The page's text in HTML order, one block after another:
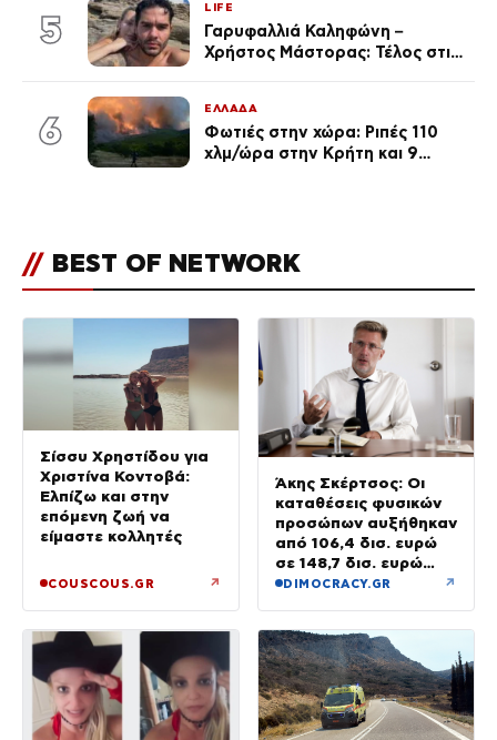
(Φωτογραφίες)
5
LIFE
Γαρυφαλλιά Καληφώνη –
Χρήστος Μάστορας: Τέλος στις
6
ΕΛΛΑΔΑ
Φωτιές στην χώρα: Ριπές 110
χλμ/ώρα στην Κρήτη και 9
// BEST OF NETWORK
Σίσσυ Χρηστίδου για
Χριστίνα Κοντοβά:
Ελπίζω και στην
επόμενη ζωή να
είμαστε κολλητές
COUSCOUS.GR ↗
Άκης Σκέρτσος: Οι
καταθέσεις φυσικών
προσώπων αυξήθηκαν
από 106,4 δισ. ευρώ
σε 148,7 δισ. ευρώ
από τον Δεκέμβριο
DIMOCRACY.GR ↗